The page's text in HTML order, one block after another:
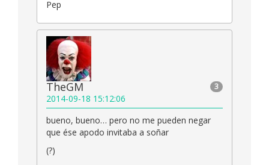
Pep
3
TheGM
2014-09-18 15:12:06
bueno, bueno… pero no me pueden negar
que ése apodo invitaba a soñar
(?)